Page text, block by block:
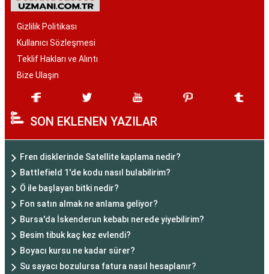
Gizlilik Politikası
Kullanıcı Sözleşmesi
Teklif Hakları ve Alıntı
Bize Ulaşın
SON EKLENEN YAZILAR
Fren disklerinde Satellite kaplama nedir?
Battlefield 1'de kodu nasıl bulabilirim?
Ö ile başlayan bitki nedir?
Fon satın almak ne anlama geliyor?
Bursa'da İskenderun kebabı nerede yiyebilirim?
Besim tibuk kaç kez evlendi?
Boyacı kursu ne kadar sürer?
Su sayacı bozulursa fatura nasıl hesaplanır?